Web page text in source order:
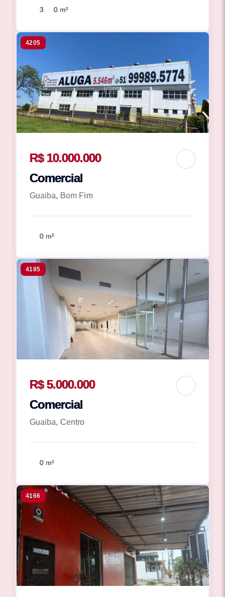
3 0 m²
4205
R$ 10.000.000
Comercial
Guaiba, Bom Fim
0 m²
4185
R$ 5.000.000
Comercial
Guaiba, Centro
0 m²
4166